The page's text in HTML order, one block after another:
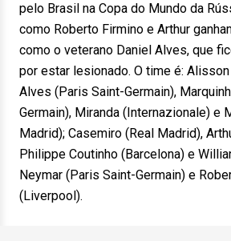
pelo Brasil na Copa do Mundo da
como Roberto Firmino e Arthur
como o veterano Daniel Alves, que
por estar lesionado. O time é:
Alves (Paris Saint-Germain),
Germain), Miranda (Internazionale) e
Madrid); Casemiro (Real Madrid),
Philippe Coutinho (Barcelona) e
Neymar (Paris Saint-Germain) e
(Liverpool).